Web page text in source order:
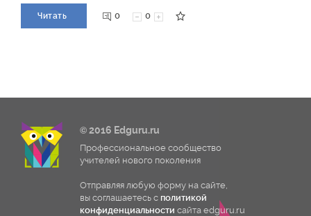
Читать 0 0
© 2016 Edguru.ru
Профессиональное сообщество
учителей нового поколения
Отправляя любую форму на сайте,
вы соглашаетесь с политикой
конфиденциальности сайта edguru.ru